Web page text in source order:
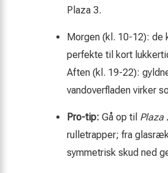
Plaza 3.
Morgen (kl. 10-12): de
perfekte til kort
Aften (kl. 19-22):
vandover­fladen virker
Pro-tip: Gå op til Plaza
rulletrapper; fra
symmetrisk skud ned